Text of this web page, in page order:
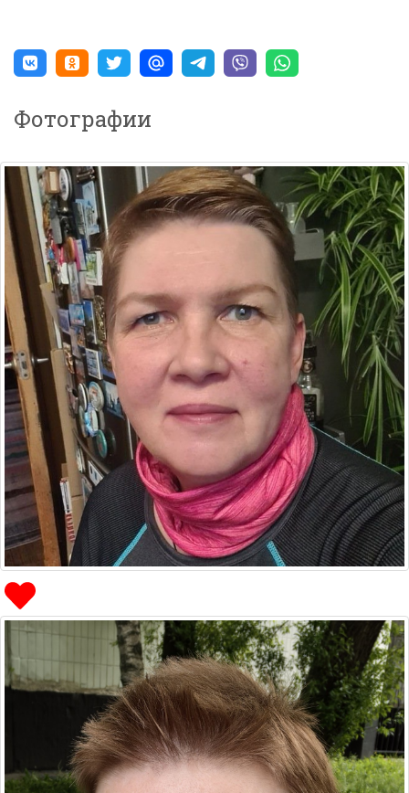
Фотографии